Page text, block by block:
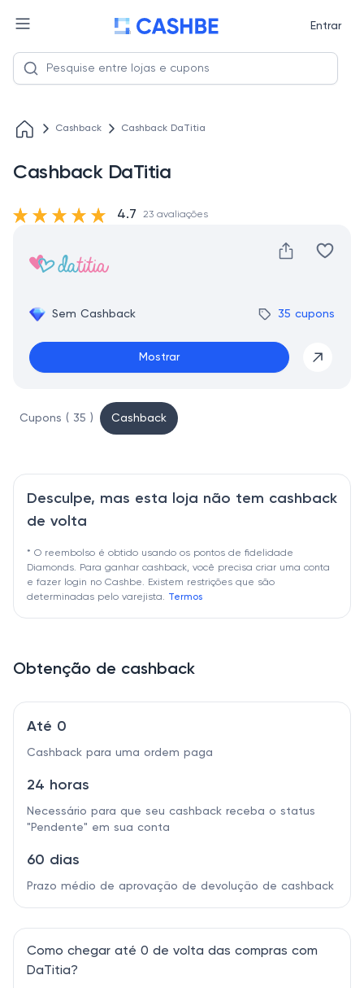
Entrar
Cashback Cashback DaTitia
Cashback DaTitia
Sem Cashback 35 cupons
Mostrar
4.7 23 avaliações
Cupons ( 35 ) Cashback
Desculpe, mas esta loja não tem cashback
de volta
* O reembolso é obtido usando os pontos de fidelidade
Diamonds. Para ganhar cashback, você precisa criar uma conta
e fazer login no Cashbe. Existem restrições que são
determinadas pelo varejista. Termos
Obtenção de cashback
Até 0
Cashback para uma ordem paga
24 horas
Necessário para que seu cashback receba o status
"Pendente" em sua conta
60 dias
Prazo médio de aprovação de devolução de cashback
Como chegar até 0 de volta das compras com
DaTitia?